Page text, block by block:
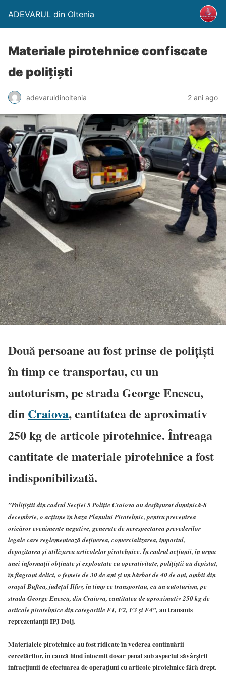
ADEVARUL din Oltenia
Materiale pirotehnice confiscate
de poliţişti
adevaruldinoltenia 2 ani ago
Două persoane au fost prinse de polițiști
în timp ce transportau, cu un
autoturism, pe strada George Enescu,
din Craiova, cantitatea de aproximativ
250 kg de articole pirotehnice. Întreaga
cantitate de materiale pirotehnice a fost
indisponibilizată.
”Poliţiştii din cadrul Secţiei 5 Poliţie Craiova au desfăşurat duminică-8
decembrie, o acţiune în baza Planului Pirotehnic, pentru prevenirea
oricăror evenimente negative, generate de nerespectarea prevederilor
legale care reglementează deţinerea, comercializarea, importul,
depozitarea şi utilizarea articolelor pirotehnice. În cadrul acţiunii, în urma
unei informaţii obţinute şi exploatate cu operativitate, poliţiştii au depistat,
în flagrant delict, o femeie de 30 de ani şi un bărbat de 40 de ani, ambii din
oraşul Buftea, judeţul Ilfov, în timp ce transportau, cu un autoturism, pe
strada George Enescu, din Craiova, cantitatea de aproximativ 250 kg de
articole pirotehnice din categoriile F1, F2, F3 și F4”, au transmis
reprezentanții IPJ Dolj.
Materialele pirotehnice au fost ridicate în vederea continuării
cercetărilor, în cauză fiind întocmit dosar penal sub aspectul săvârșirii
infracțiunii de efectuarea de operaţiuni cu articole pirotehnice fără drept.